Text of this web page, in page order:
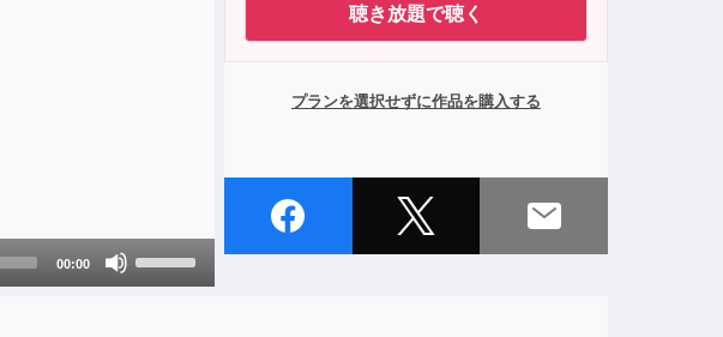
00:00
聴き放題で聴く
プランを選択せずに作品を購入する